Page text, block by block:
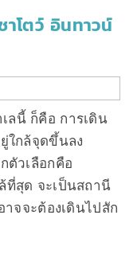
าโตว์ อินทาวน์
ลนี้ ก็คือ การเดิน
ใกล้จุดขึ้นลง
ตัวเลือกคือ
ที่สุด จะเป็นสถานี
จจะต้องเดินไปสัก